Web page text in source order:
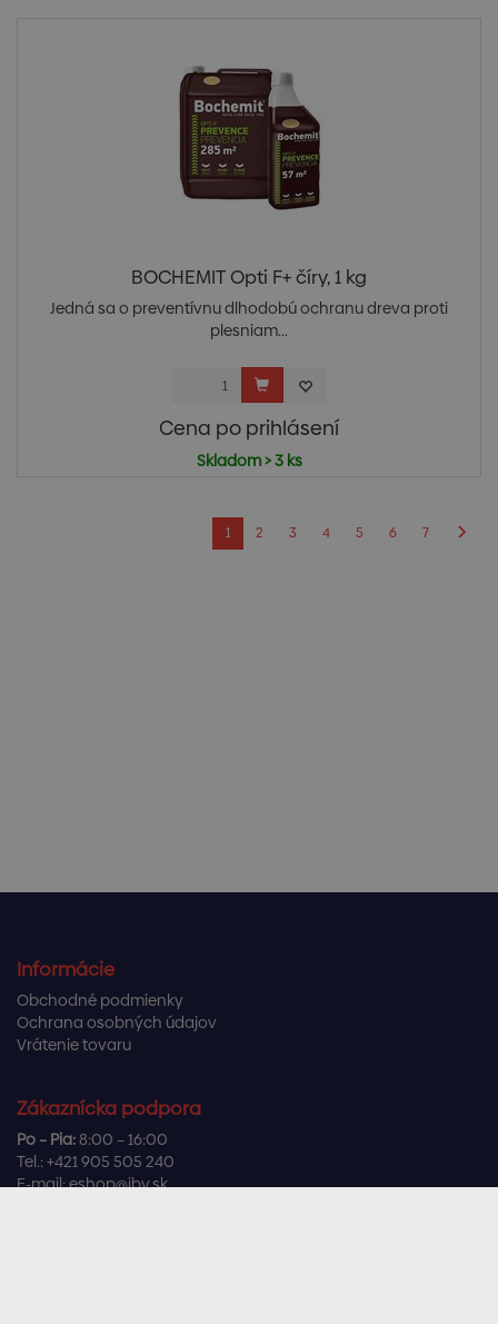
BOCHEMIT Opti F+ číry, 1 kg
Jedná sa o preventívnu dlhodobú ochranu dreva proti
plesniam...
Cena po prihlásení
Skladom > 3 ks
1 2 3 4 5 6 7
Informácie
Obchodné podmienky
Ochrana osobných údajov
Vrátenie tovaru
Zákaznícka podpora
Po – Pia:8:00 – 16:00
Tel.: +421 905 505 240
E-mail:eshop@ibv.sk